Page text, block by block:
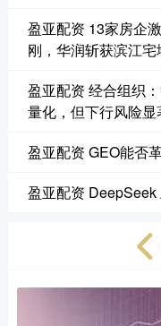
盈亚配资 13家房企
刚，华润斩获滨江宅
盈亚配资 经合组织
量化，但下行风险显
盈亚配资 GEO能否
盈亚配资